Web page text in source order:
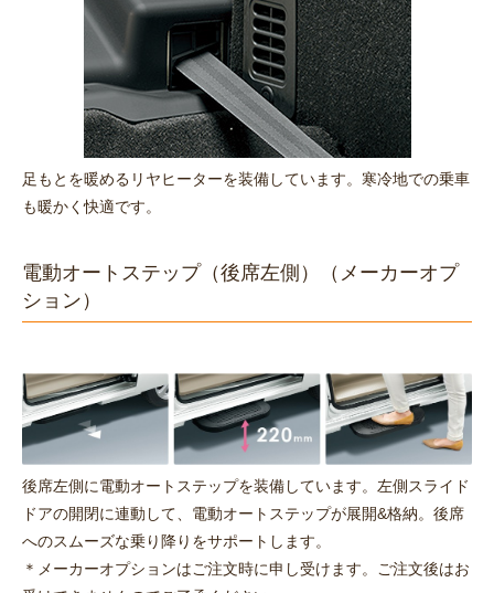
足もとを暖めるリヤヒーターを装備しています。寒冷地での乗車
も暖かく快適です。
電動オートステップ（後席左側）（メーカーオプ
ション）
後席左側に電動オートステップを装備しています。左側スライド
ドアの開閉に連動して、電動オートステップが展開&格納。後席
へのスムーズな乗り降りをサポートします。
＊メーカーオプションはご注文時に申し受けます。ご注文後はお